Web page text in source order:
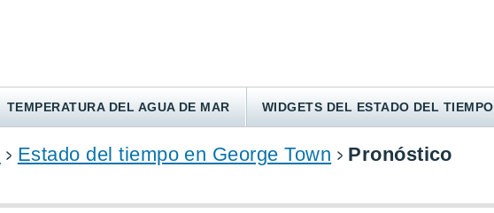
TEMPERATURA DEL AGUA DE MAR WIDGETS DEL ESTADO DEL TIEMPO
Estado del tiempo en George Town
Pronóstico